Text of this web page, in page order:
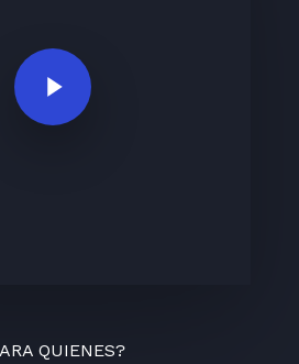
Play Video
QUIENES?